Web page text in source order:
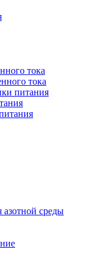
тока
тока
питания
азотной среды